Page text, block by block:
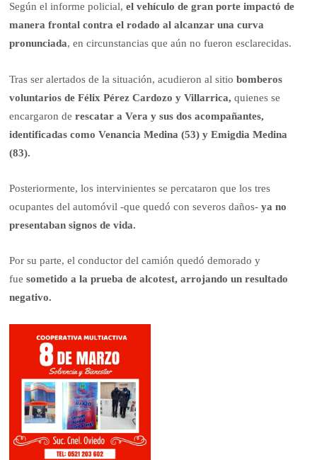
Según el informe policial, el vehículo de gran porte impactó de
manera frontal contra el rodado al alcanzar una curva
pronunciada, en circunstancias que aún no fueron esclarecidas.
Tras ser alertados de la situación, acudieron al sitio bomberos
voluntarios de Félix Pérez Cardozo y Villarrica, quienes se
encargaron derescatar a Vera y sus dos acompañantes,
identificadas como Venancia Medina (53) y Emigdia Medina
(83).
Posteriormente, los intervinientes se percataron que los tres
ocupantes del automóvil -que quedó con severos daños-ya no
presentaban signos de vida.
Por su parte, el conductor del camión quedó demorado y
fue sometido a la prueba de alcotest, arrojando un resultado
negativo.